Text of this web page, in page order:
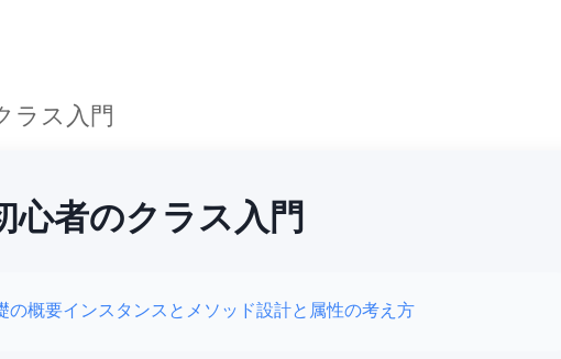
ラス入門
心者のクラス入門
の概要インスタンスとメソッド設計と属性の考え方